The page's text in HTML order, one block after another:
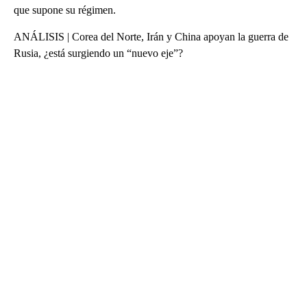
que supone su régimen.
ANÁLISIS | Corea del Norte, Irán y China apoyan la guerra de
Rusia, ¿está surgiendo un “nuevo eje”?